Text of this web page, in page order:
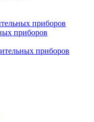
приборов
приборов
приборов